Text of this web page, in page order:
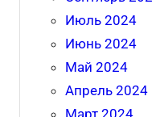
Июль 2024
Июнь 2024
Май 2024
Апрель 2024
Март 2024